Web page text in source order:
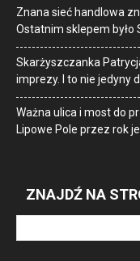
Znana sieć handlowa
Ostatnim sklepem było
Skarżyszczanka
imprezy. I to nie jedyny
Ważna ulica i most do
Lipowe Pole przez rok
ZNAJDŹ NA